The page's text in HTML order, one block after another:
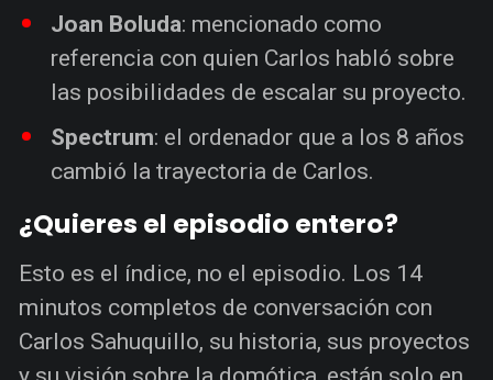
Joan Boluda: mencionado como
referencia con quien Carlos habló sobre
las posibilidades de escalar su proyecto.
Spectrum: el ordenador que a los 8 años
cambió la trayectoria de Carlos.
¿Quieres el episodio entero?
Esto es el índice, no el episodio. Los 14
minutos completos de conversación con
Carlos Sahuquillo, su historia, sus proyectos